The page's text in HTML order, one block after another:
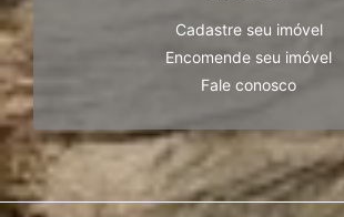
Cadastre seu imóvel
Encomende seu imóvel
Fale conosco